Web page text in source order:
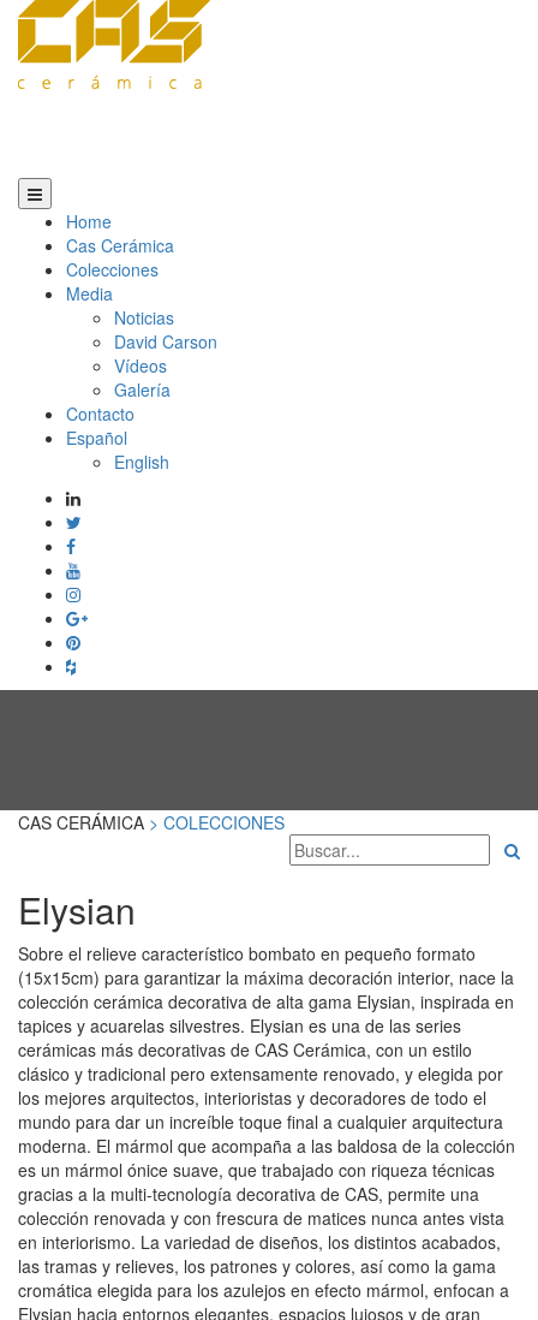
Home
Cas Cerámica
Colecciones
Media
Noticias
David Carson
Vídeos
Galería
Contacto
Español
English
CAS CERÁMICA > COLECCIONES
Elysian
Sobre el relieve característico bombato en pequeño formato
(15x15cm) para garantizar la máxima decoración interior, nace la
colección cerámica decorativa de alta gama Elysian, inspirada en
tapices y acuarelas silvestres. Elysian es una de las series
cerámicas más decorativas de CAS Cerámica, con un estilo
clásico y tradicional pero extensamente renovado, y elegida por
los mejores arquitectos, interioristas y decoradores de todo el
mundo para dar un increíble toque final a cualquier arquitectura
moderna. El mármol que acompaña a las baldosa de la colección
es un mármol ónice suave, que trabajado con riqueza técnicas
gracias a la multi-tecnología decorativa de CAS, permite una
colección renovada y con frescura de matices nunca antes vista
en interiorismo. La variedad de diseños, los distintos acabados,
las tramas y relieves, los patrones y colores, así como la gama
cromática elegida para los azulejos en efecto mármol, enfocan a
Elysian hacia entornos elegantes, espacios lujosos y de gran